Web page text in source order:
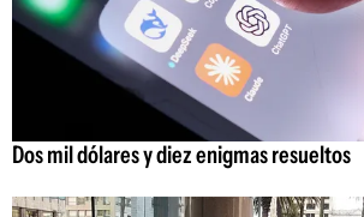
Dos mil dólares y diez enigmas resueltos